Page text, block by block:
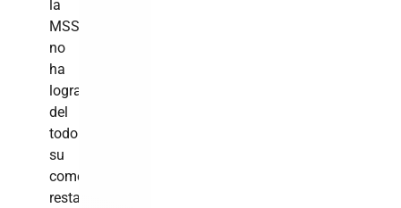
la
MSS
no
ha
logrado
del
todo
su
cometido:
restablecer